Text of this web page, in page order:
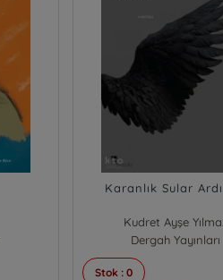
Karanlık Sular
Kudret Ayşe
Dergah Yayınları
Stok : 0